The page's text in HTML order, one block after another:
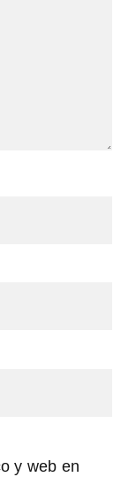
y web en